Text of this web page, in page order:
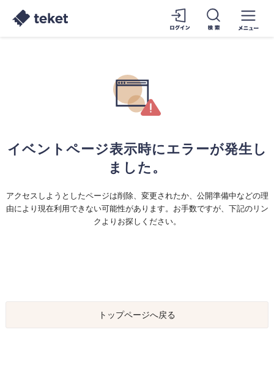
イベントページ表示時にエラーが発生し
ました。
アクセスしようとしたページは削除、変更されたか、公開準備中などの理
由により現在利用できない可能性があります。お手数ですが、下記のリン
クよりお探しください。
トップページへ戻る